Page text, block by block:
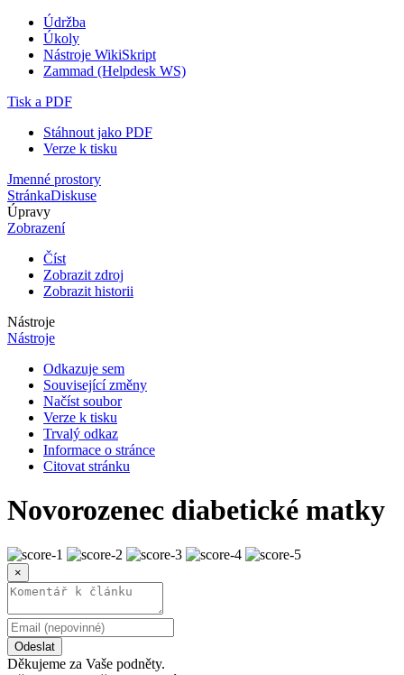
Údržba
Úkoly
Nástroje WikiSkript
Zammad (Helpdesk WS)
Tisk a PDF
Stáhnout jako PDF
Verze k tisku
Jmenné prostory
StránkaDiskuse
Úpravy
Zobrazení
Číst
Zobrazit zdroj
Zobrazit historii
Nástroje
Nástroje
Odkazuje sem
Související změny
Načíst soubor
Verze k tisku
Trvalý odkaz
Informace o stránce
Citovat stránku
Novorozenec diabetické matky
×
Odeslat
Děkujeme za Vaše podněty.